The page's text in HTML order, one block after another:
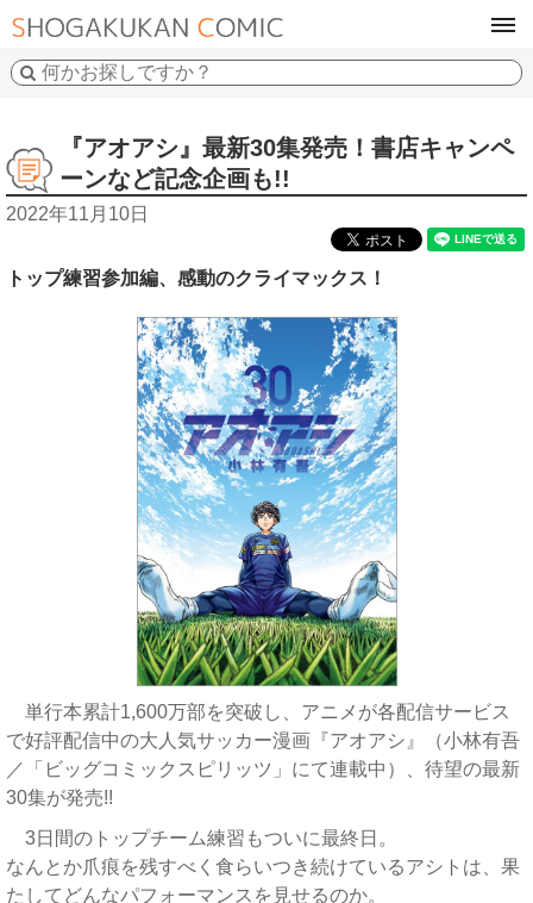
『アオアシ』最新30集発売！書店キャンペ
ーンなど記念企画も!!
2022年11月10日
トップ練習参加編、感動のクライマックス！
単行本累計1,600万部を突破し、アニメが各配信サービス
で好評配信中の大人気サッカー漫画『アオアシ』（小林有吾
／「ビッグコミックスピリッツ」にて連載中）、待望の最新
30集が発売!!
3日間のトップチーム練習もついに最終日。
なんとか爪痕を残すべく食らいつき続けているアシトは、果
たしてどんなパフォーマンスを見せるのか。